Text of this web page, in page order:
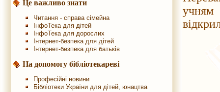
Це важливо знати
Читання - справа сімейна
ІнфоТека для дітей
ІнфоТека для дорослих
Інтернет-безпека для дітей
Інтернет-безпека для батьків
На допомогу бібліотекареві
Професійні новини
Бібліотеки України для дітей, юнацтва
учням